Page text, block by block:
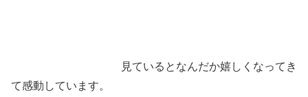
見ているとなんだか嬉しくなってき
て感動しています。